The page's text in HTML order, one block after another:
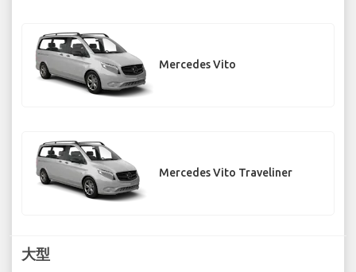
Mercedes Vito
Mercedes Vito Traveliner
大型